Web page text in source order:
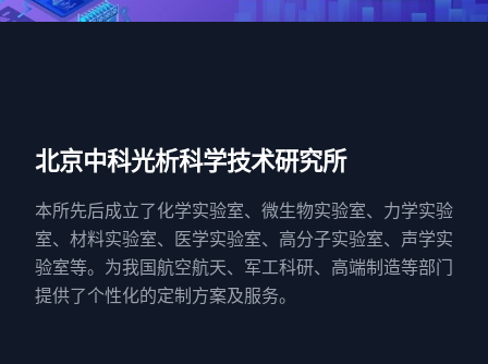
北京中科光析科学技术研究所
本所先后成立了化学实验室、微生物实验室、力学实验
室、材料实验室、医学实验室、高分子实验室、声学实
验室等。为我国航空航天、军工科研、高端制造等部门
提供了个性化的定制方案及服务。